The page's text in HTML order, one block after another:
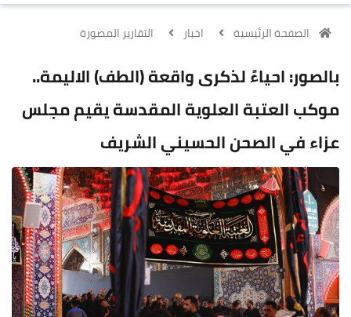
الصفحة الرئيسية اخبار التقارير المصورة
بالصور: احياءً لذكرى واقعة (الطف) الاليمة..
موكب العتبة العلوية المقدسة يقيم مجلس
عزاء في الصحن الحسيني الشريف